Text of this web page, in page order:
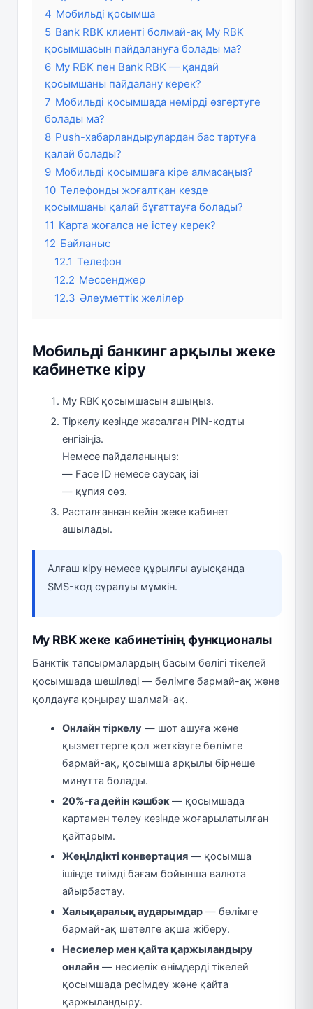
4 Мобильді қосымша
5 Bank RBK клиенті болмай-ақ My RBK
қосымшасын пайдалануға болады ма?
6 My RBK пен Bank RBK — қандай
қосымшаны пайдалану керек?
7 Мобильді қосымшада нөмірді өзгертуге
болады ма?
8 Push-хабарландырулардан бас тартуға
қалай болады?
9 Мобильді қосымшаға кіре алмасаңыз?
10 Телефонды жоғалтқан кезде
қосымшаны қалай бұғаттауға болады?
11 Карта жоғалса не істеу керек?
12 Байланыс
12.1 Телефон
12.2 Мессенджер
12.3 Әлеуметтік желілер
Мобильді банкинг арқылы жеке
кабинетке кіру
My RBK қосымшасын ашыңыз.
Тіркелу кезінде жасалған PIN-кодты
енгізіңіз.
Немесе пайдаланыңыз:
— Face ID немесе саусақ ізі
— құпия сөз.
Расталғаннан кейін жеке кабинет
ашылады.
Алғаш кіру немесе құрылғы ауысқанда
SMS-код сұралуы мүмкін.
My RBK жеке кабинетінің функционалы
Банктік тапсырмалардың басым бөлігі тікелей
қосымшада шешіледі — бөлімге бармай-ақ және
қолдауға қоңырау шалмай-ақ.
Онлайн тіркелу — шот ашуға және
қызметтерге қол жеткізуге бөлімге
бармай-ақ, қосымша арқылы бірнеше
минутта болады.
20%-ға дейін кэшбэк— қосымшада
картамен төлеу кезінде жоғарылатылған
қайтарым.
Жеңілдікті конвертация — қосымша
ішінде тиімді бағам бойынша валюта
айырбастау.
Халықаралық аударымдар — бөлімге
бармай-ақ шетелге ақша жіберу.
Несиелер мен қайта қаржыландыру
онлайн — несиелік өнімдерді тікелей
қосымшада ресімдеу және қайта
қаржыландыру.